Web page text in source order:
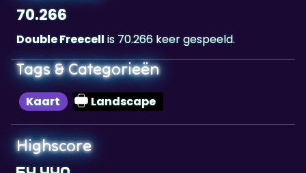
70.266
Double Freecellis 70.266 keer gespeeld.
Tags & Categorieën
Kaart Landscape
Highscore